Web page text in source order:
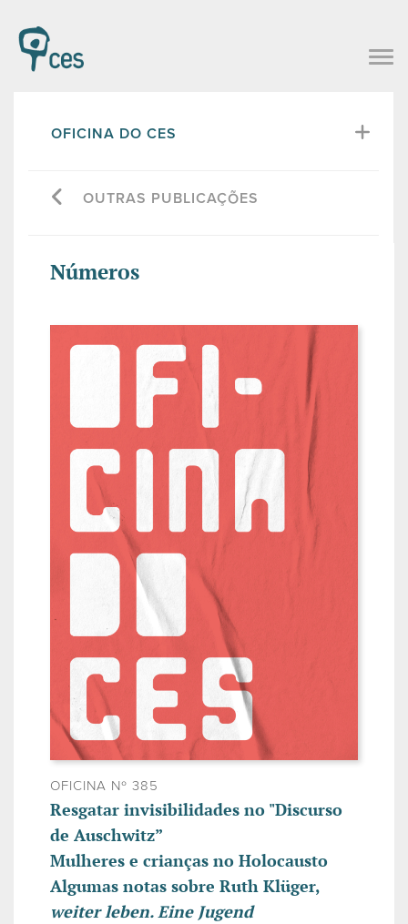
OFICINA DO CES
OUTRAS PUBLICAÇÕES
Números
OFICINA Nº 385
Resgatar invisibilidades no "Discurso
de Auschwitz”
Mulheres e crianças no Holocausto
Algumas notas sobre Ruth Klüger,
weiter leben. Eine Jugend